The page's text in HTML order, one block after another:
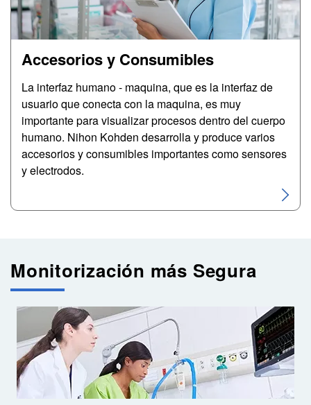
Accesorios y Consumibles
La interfaz humano - maquina, que es la interfaz de
usuario que conecta con la maquina, es muy
importante para visualizar procesos dentro del cuerpo
humano. Nihon Kohden desarrolla y produce varios
accesorios y consumibles importantes como sensores
y electrodos.
Monitorización más Segura
Image